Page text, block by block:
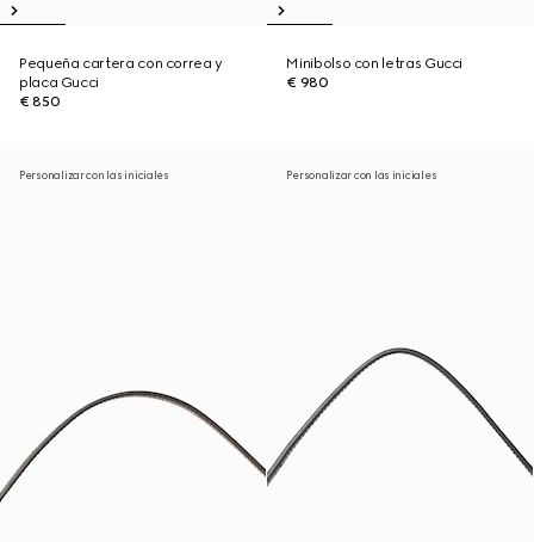
Pequeña cartera con correa y
placa Gucci
€ 850
Minibolso con letras Gucci
€ 980
Personalizar con las iniciales Personalizar con las iniciales